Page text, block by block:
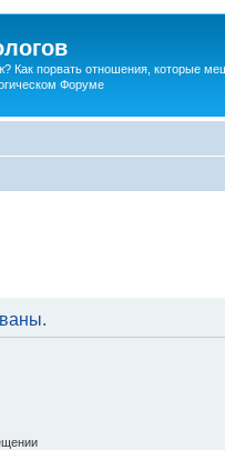
Как порвать отношения, которые
Форуме